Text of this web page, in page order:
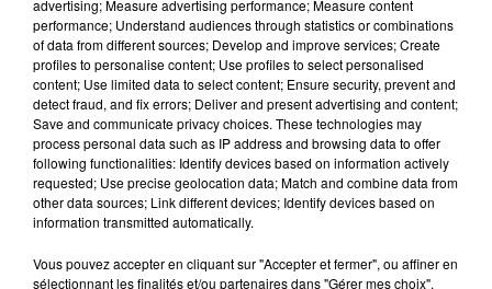
Cet élément est masqué compte-tenu du refus du
dépôt de cookies que vous avez exprimé. Si vous
souhaitez l'afficher, merci de nous donner votre accord
en cliquant sur le bouton ci-dessous.
Afficher l'élément
�x}� Soutenir la collecte de fonds 'FG for DJs' :
�� Abonnez-vous pour plus de musique:
advertising; Measure advertising performance; Measure content
performance; Understand audiences through statistics or combinations
of data from different sources; Develop and improve services; Create
profiles to personalise content; Use profiles to select personalised
content; Use limited data to select content; Ensure security, prevent and
detect fraud, and fix errors; Deliver and present advertising and content;
Save and communicate privacy choices. These technologies may
process personal data such as IP address and browsing data to offer
following functionalities: Identify devices based on information actively
requested; Use precise geolocation data; Match and combine data from
other data sources; Link different devices; Identify devices based on
information transmitted automatically.
Vous pouvez accepter en cliquant sur "Accepter et fermer", ou affiner en
sélectionnant les finalités et/ou partenaires dans "Gérer mes choix".